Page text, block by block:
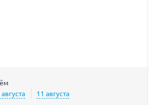
11 августа